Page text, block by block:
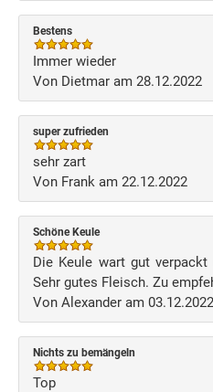
Bestens
Immer wieder
Von Dietmar am 28.12.2022
super zufrieden
sehr zart
Von Frank am 22.12.2022
Schöne Keule
Die Keule wart gut
Sehr gutes Fleisch. Zu
Von Alexander am 03.12.2022
Nichts zu bemängeln
Top